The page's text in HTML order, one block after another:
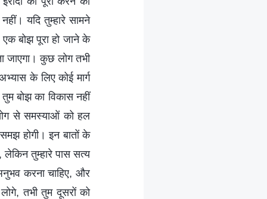
यदि तुम्हारे सामने
बोझ पूरा हो जाने के
जाएगा। कुछ लोग तभी
के लिए कोई मार्ग
बोझ का विकास नहीं
से समस्याओं को हल
होगी। इन बातों के
तुम्हारे पास सत्य
करना चाहिए, और
तभी तुम दूसरों को